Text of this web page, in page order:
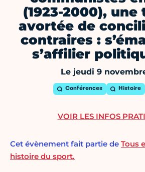
(1923-2000),
avortée de
contraires :
s’affilier
Le jeudi 9
Conférences Histoire
Cet évènement fait partie de Tous
histoire du sport.
VOIR LES INFOS